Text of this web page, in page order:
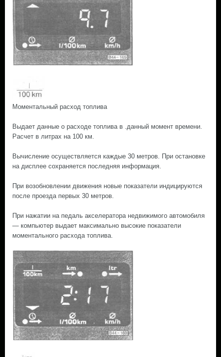
Моментальный расход топлива
Выдает данные о расходе топлива в .данный момент времени.
Расчет в литрах на 100 км.
Вычисление осуществляется каждые 30 метров. При остановке
на дисплее сохраняется последняя информация.
При возобновлении движения новые показатели индицируются
после проезда первых 30 метров.
При нажатии на педаль акселератора недвижимого автомобиля
— компьютер выдает максимально высокие показатели
моментального расхода топлива.